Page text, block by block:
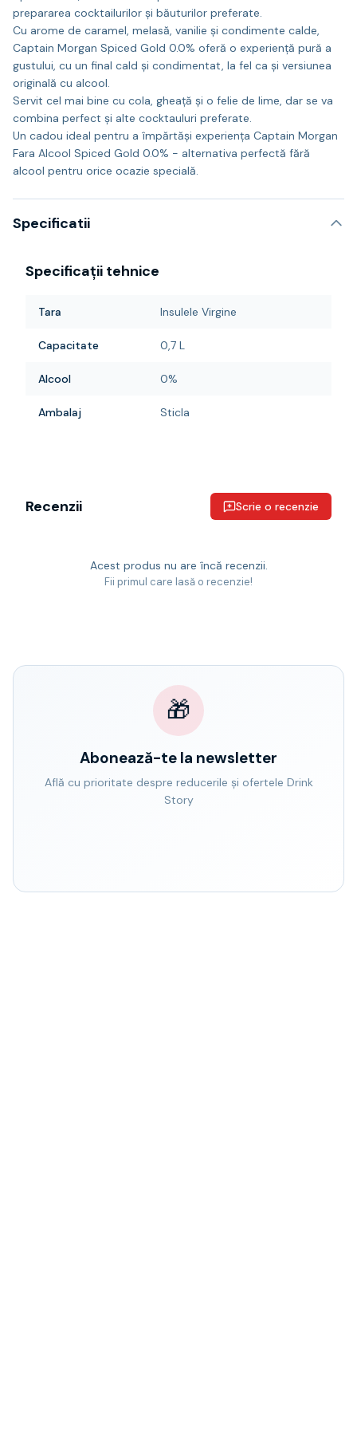
prepararea cocktailurilor și băuturilor preferate.
Cu arome de caramel, melasă, vanilie și condimente calde,
Captain Morgan Spiced Gold 0.0% oferă o experiență pură a
gustului, cu un final cald și condimentat, la fel ca și versiunea
originală cu alcool.
Servit cel mai bine cu cola, gheață și o felie de lime, dar se va
combina perfect și alte cocktauluri preferate.
Un cadou ideal pentru a împărtăși experiența Captain Morgan
Fara Alcool Spiced Gold 0.0% - alternativa perfectă fără
alcool pentru orice ocazie specială.
Specificatii
Specificații tehnice
Tara Insulele Virgine
Capacitate 0,7 L
Alcool 0%
Ambalaj Sticla
Recenzii Scrie o recenzie
Acest produs nu are încă recenzii.
Fii primul care lasă o recenzie!
🎁
Abonează-te la newsletter
Află cu prioritate despre reducerile și ofertele Drink
Story